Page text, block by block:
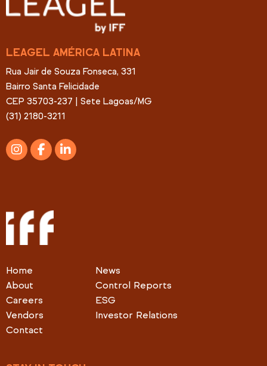
LEAGEL AMÉRICA LATINA
Rua Jair de Souza Fonseca, 331
Bairro Santa Felicidade
CEP 35703-237 | Sete Lagoas/MG
(31) 2180-3211
Home
About
Careers
Vendors
Contact
News
Control Reports
ESG
Investor Relations